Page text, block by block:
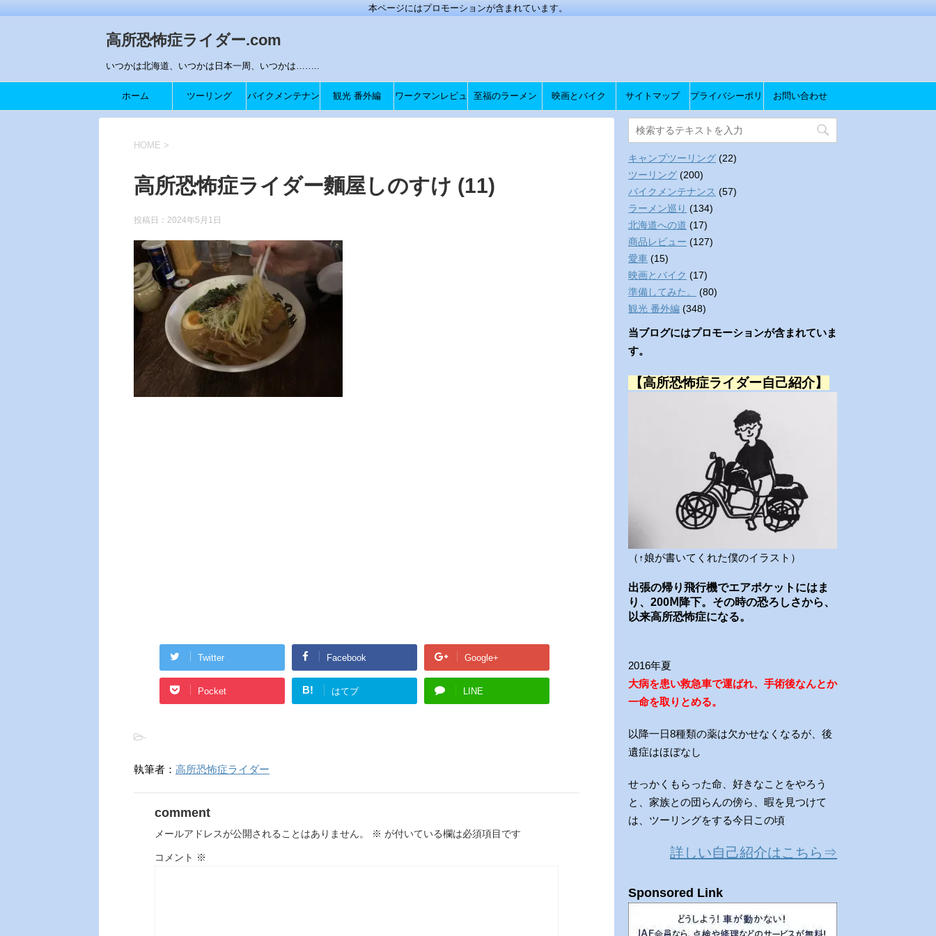
本ページにはプロモーションが含まれています。
高所恐怖症ライダー.com
いつかは北海道、いつかは日本一周、いつかは……..
ホーム ツーリング バイクメンテナン 観光 番外編 ワークマンレビュ 至福のラーメン 映画とバイク サイトマップ プライバシーポリ
シー
お問い合わせ
HOME >
高所恐怖症ライダー麵屋しのすけ (11)
投稿日： 2024年5月1日
Twitter Facebook Google+
Pocket B! はてブ LINE
-
執筆者： 高所恐怖症ライダー
comment
メールアドレスが公開されることはありません。 ※ が付いている欄は必須項目です
コメント ※
キャンプツーリング (22)
ツーリング (200)
バイクメンテナンス (57)
ラーメン巡り (134)
北海道への道 (17)
商品レビュー (127)
愛車 (15)
映画とバイク (17)
準備してみた。
(80)
観光 番外編 (348)
当ブログにはプロモーションが含まれていま
す。
【高所恐怖症ライダー自己紹介】
（↑娘が書いてくれた僕のイラスト）
出張の帰り飛行機でエアポケットにはま
り、200Ⅿ降下。その時の恐ろしさから、
以来高所恐怖症になる。
2016年夏
大病を患い救急車で運ばれ、手術後なんとか
一命を取りとめる。
以降一日8種類の薬は欠かせなくなるが、後
遺症はほぼなし
せっかくもらった命、好きなことをやろう
と、家族との団らんの傍ら、暇を見つけて
は、ツーリングをする今日この頃
詳しい自己紹介はこちら⇒
Sponsored Link